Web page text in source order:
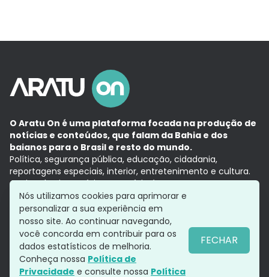
O Aratu On é uma plataforma focada na produção de
notícias e conteúdos, que falam da Bahia e dos
baianos para o Brasil e resto do mundo.
Política, segurança pública, educação, cidadania,
reportagens especiais, interior, entretenimento e cultura.
Aqui, tudo vira notícia e a notícia é no tempo presente,
com a credibilidade do Grupo Aratu.
Grupo Aratu
Política de privacidade
Siga-nos
Nós utilizamos cookies para aprimorar e
personalizar a sua experiência em
nosso site. Ao continuar navegando,
você concorda em contribuir para os
dados estatísticos de melhoria.
Conheça nossa Política de
Privacidade e consulte nossa Política
FECHAR